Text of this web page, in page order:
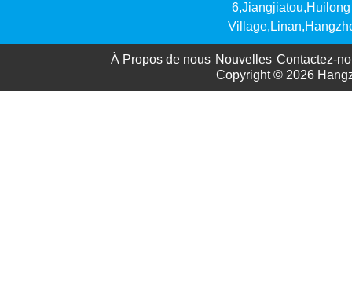
6,Jiangjiatou,Huilong
À Propos de nous Nouvelles Contactez-
Copyright © 2026